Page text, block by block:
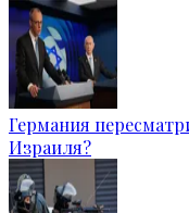
Германия
Израиля?